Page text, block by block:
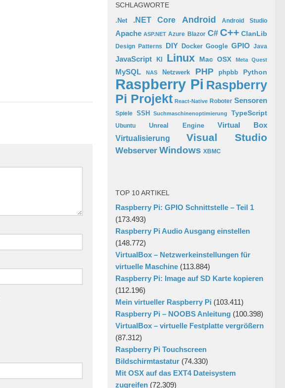
SCHLAGWORTE
.Net .NET Core Android Android Studio
Apache ASP.NET Azure Blazor C# C++ ClanLib
Design Patterns DIY Docker Google GPIO Java
JavaScript KI Linux Mac OSX Meta Quest
MySQL NAS Netzwerk PHP phpbb Python
Raspberry Pi Raspberry
Pi Projekt React-Native Roboter Sensoren
Spiele SSH Suchmaschinenoptimierung TypeScript
Ubuntu Unreal Engine
Virtual Box
Virtualisierung
Visual Studio
Webserver Windows XBMC
TOP 10 ARTIKEL
Raspberry Pi: GPIO Schnittstelle – Teil 1
(173.493)
Raspberry Pi Audio Ausgang einstellen
(148.772)
VirtualBox – Netzwerkeinstellungen für
virtuelle Maschine (113.884)
Raspberry Pi: Image auf SD Karte kopieren
(112.196)
Mein virtueller Raspberry Pi (103.411)
Raspberry Pi – NOOBS Anleitung (100.398)
VirtualBox – virtuelle Festplatte vergrößern
(87.312)
Raspberry Pi Touchscreen
Bildschirmtastatur (74.330)
Mit OSX auf das EXT4 Dateisystem
zugreifen (72.309)